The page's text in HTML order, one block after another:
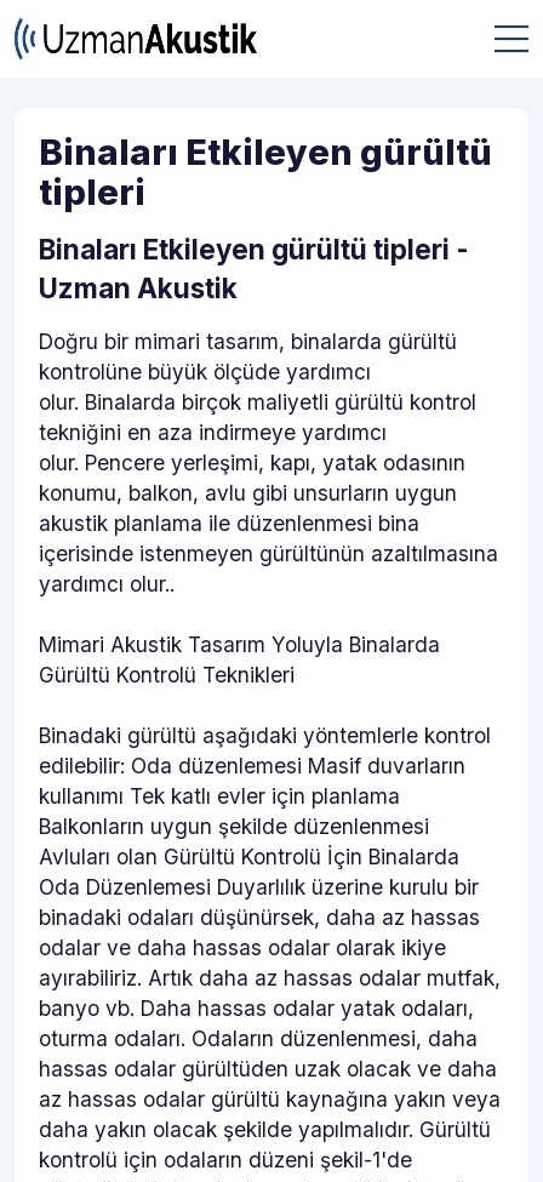
Binaları Etkileyen gürültü
tipleri
Binaları Etkileyen gürültü tipleri -
Uzman Akustik
Doğru bir mimari tasarım, binalarda gürültü
kontrolüne büyük ölçüde yardımcı
olur. Binalarda birçok maliyetli gürültü kontrol
tekniğini en aza indirmeye yardımcı
olur. Pencere yerleşimi, kapı, yatak odasının
konumu, balkon, avlu gibi unsurların uygun
akustik planlama ile düzenlenmesi bina
içerisinde istenmeyen gürültünün azaltılmasına
yardımcı olur..
Mimari Akustik Tasarım Yoluyla Binalarda
Gürültü Kontrolü Teknikleri
Binadaki gürültü aşağıdaki yöntemlerle kontrol
edilebilir: Oda düzenlemesi Masif duvarların
kullanımı Tek katlı evler için planlama
Balkonların uygun şekilde düzenlenmesi
Avluları olan Gürültü Kontrolü İçin Binalarda
Oda Düzenlemesi Duyarlılık üzerine kurulu bir
binadaki odaları düşünürsek, daha az hassas
odalar ve daha hassas odalar olarak ikiye
ayırabiliriz. Artık daha az hassas odalar mutfak,
banyo vb. Daha hassas odalar yatak odaları,
oturma odaları. Odaların düzenlenmesi, daha
hassas odalar gürültüden uzak olacak ve daha
az hassas odalar gürültü kaynağına yakın veya
daha yakın olacak şekilde yapılmalıdır. Gürültü
kontrolü için odaların düzeni şekil-1'de